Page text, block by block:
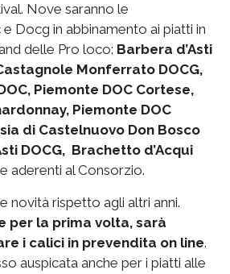
Nove saranno le
Docg in abbinamento ai piatti in
delle Pro loco: Barbera d’Asti
Monferrato DOCG,
Piemonte DOC Cortese,
Piemonte DOC
di Castelnuovo Don Bosco
DOCG, Brachetto d’Acqui
aderenti al Consorzio.
novità rispetto agli altri anni.
per la prima volta, sarà
i calici in prevendita on line.
auspicata anche per i piatti alle